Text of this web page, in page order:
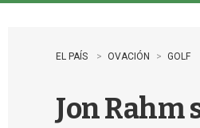
EL PAÍS OVACIÓN GOLF
Jon Rahm